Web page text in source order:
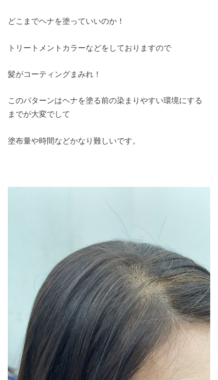
どこまでヘナを塗っていいのか！
トリートメントカラーなどをしておりますので
髪がコーティングまみれ！
このパターンはヘナを塗る前の染まりやすい環境にする
までが大変でして
塗布量や時間などかなり難しいです。